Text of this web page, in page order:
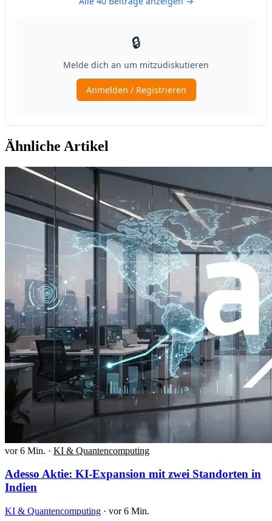
Ähnliche Artikel
vor 6 Min. · KI & Quantencomputing
Adesso Aktie: KI-Expansion mit zwei Standorten in
Indien
KI & Quantencomputing · vor 6 Min.